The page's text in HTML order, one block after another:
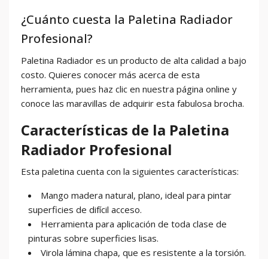
¿Cuánto cuesta la Paletina Radiador
Profesional?
Paletina Radiador es un producto de alta calidad a bajo
costo. Quieres conocer más acerca de esta
herramienta, pues haz clic en nuestra página online y
conoce las maravillas de adquirir esta fabulosa brocha.
Características de la Paletina
Radiador Profesional
Esta paletina cuenta con la siguientes características:
Mango madera natural, plano, ideal para pintar
superficies de difícil acceso.
Herramienta para aplicación de toda clase de
pinturas sobre superficies lisas.
Virola lámina chapa, que es resistente a la torsión.